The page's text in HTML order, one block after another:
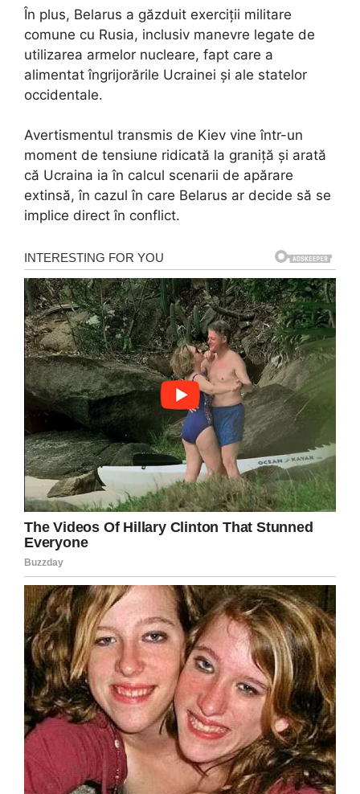
În plus, Belarus a găzduit exerciții militare
comune cu Rusia, inclusiv manevre legate de
utilizarea armelor nucleare, fapt care a
alimentat îngrijorările Ucrainei și ale statelor
occidentale.
Avertismentul transmis de Kiev vine într-un
moment de tensiune ridicată la graniță și arată
că Ucraina ia în calcul scenarii de apărare
extinsă, în cazul în care Belarus ar decide să se
implice direct în conflict.